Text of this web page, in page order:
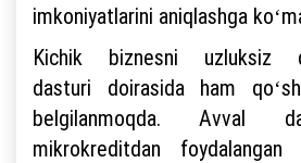
imkoniyatlarini aniqlashga
Kichik biznesni uzluksiz
dasturi doirasida ham
belgilanmoqda. Avval
mikrokreditdan